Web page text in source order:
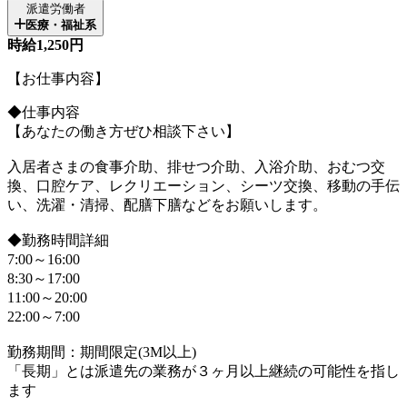
派遣労働者
医療・福祉系
時給1,250円
【お仕事内容】
◆仕事内容
【あなたの働き方ぜひ相談下さい】
入居者さまの食事介助、排せつ介助、入浴介助、おむつ交
換、口腔ケア、レクリエーション、シーツ交換、移動の手伝
い、洗濯・清掃、配膳下膳などをお願いします。
◆勤務時間詳細
7:00～16:00
8:30～17:00
11:00～20:00
22:00～7:00
勤務期間：期間限定(3M以上)
「長期」とは派遣先の業務が３ヶ月以上継続の可能性を指し
ます